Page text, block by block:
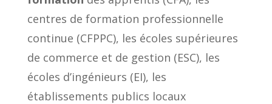
centres de formation professionnelle
continue (CFPPC), les écoles supérieures
de commerce et de gestion (ESC), les
écoles d’ingénieurs (EI), les
établissements publics locaux